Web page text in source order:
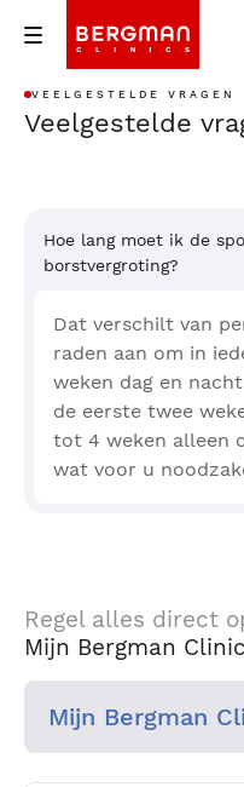
VEELGESTELDE VRAGEN
Veelgestelde
Hoe lang moet ik de
borstvergroting?
Dat verschilt van
raden aan om in
weken dag en
de eerste twee
tot 4 weken alleen
wat voor u
Regel alles direct
Mijn Bergman
Mijn Bergman